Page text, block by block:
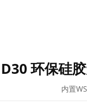
D30 环保硅
内置